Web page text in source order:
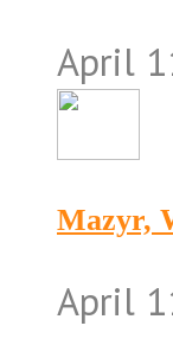
April
Mazyr,
April